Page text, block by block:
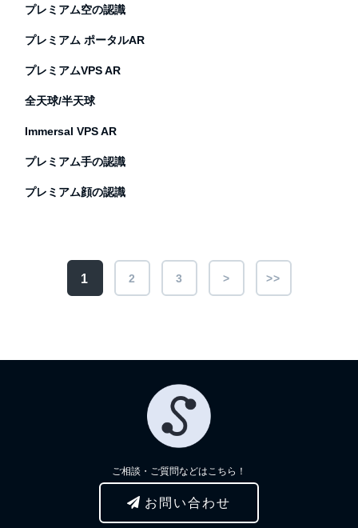
プレミアム空の認識
プレミアム ポータルAR
プレミアムVPS AR
全天球/半天球
Immersal VPS AR
プレミアム手の認識
プレミアム顔の認識
1 2 3 > >>
ご相談・ご質問などはこちら！
お問い合わせ